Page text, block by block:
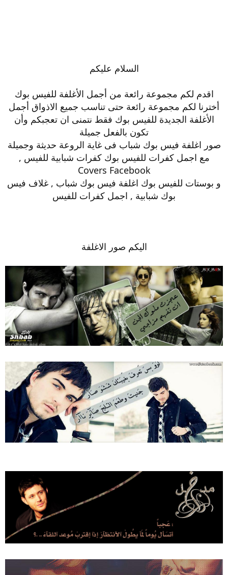
السلام عليكم
اقدم لكم مجموعة رائعة من أجمل الأغلفة للفيس بوك
أخترنا لكم مجموعة رائعة حتى تناسب جميع الاذواق أجمل
الأغلفة الجديدة للفيس بوك فقط نتمنى ان تعجبكم وأن
تكون بالفعل جميلة
صور اغلفة فيس بوك شباب فى غاية الروعة حديثة وجميلة
مع اجمل كفرات للفيس بوك كفرات شبابية للفيس ,
Covers Facebook
و بوستات للفيس بوك اغلفة فيس بوك شباب , غلاف فيس
بوك شبابية , اجمل كفرات للفيس
اليكم صور الاغلفة